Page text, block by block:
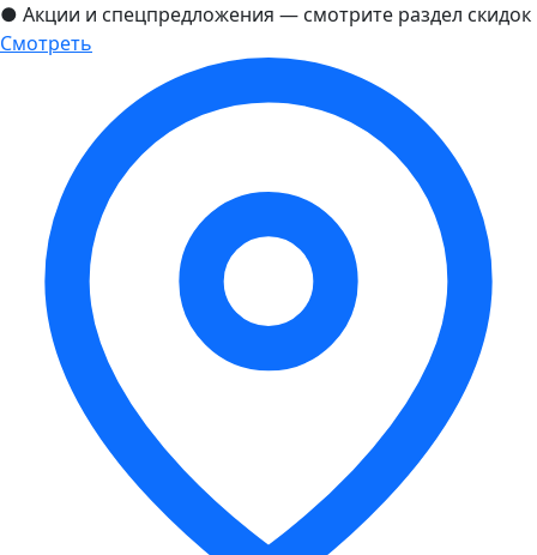
● Акции и спецпредложения — смотрите раздел скидок
Смотреть